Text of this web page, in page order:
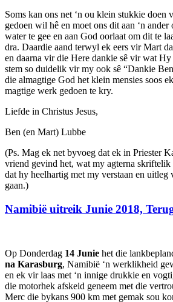
Soms kan ons net ‘n ou klein stukkie doen
gedoen wil hê en moet ons dit aan ‘n ander
water te gee en aan God oorlaat om dit te
dra. Daardie aand terwyl ek eers vir Mart
en daarna vir die Here dankie sê vir wat
stem so duidelik vir my ook sê “Dankie
die almagtige God het klein mensies soos
magtige werk gedoen te kry.
Liefde in Christus Jesus,
Ben (en Mart) Lubbe
(Ps. Mag ek net byvoeg dat ek in Priester
vriend gevind het, wat my agterna skriftelik
dat hy heelhartig met my verstaan en
gaan.)
Namibië uitreik Junie 2018,
Op Donderdag 14 Junie het die
na Karasburg, Namibië ‘n werklikheid
en ek vir laas met ‘n innige drukkie en
die motorhek afskeid geneem met die
Merc die bykans 900 km met gemak sou